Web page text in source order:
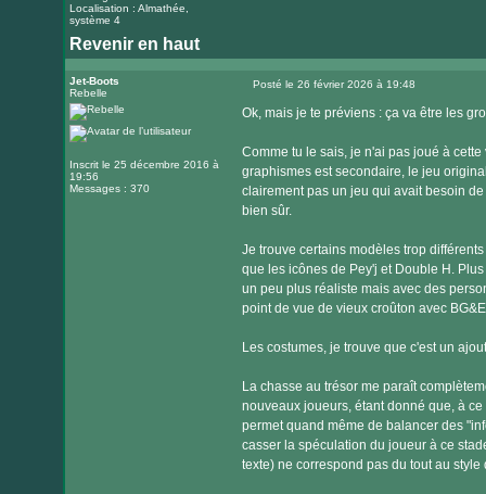
Localisation : Almathée,
système 4
Revenir en haut
Jet-Boots
Rebelle
Inscrit le 25 décembre 2016 à
19:56
Messages : 370
Posté le 26 février 2026 à 19:48
Ok, mais je te préviens : ça va être les
Comme tu le sais, je n'ai pas joué à
graphismes est secondaire, le jeu
clairement pas un jeu qui avait besoin
bien sûr.
Je trouve certains modèles trop
que les icônes de Pey'j et Double H.
un peu plus réaliste mais avec des
point de vue de vieux croûton avec
Les costumes, je trouve que c'est un
La chasse au trésor me paraît
nouveaux joueurs, étant donné que, à
permet quand même de balancer des
casser la spéculation du joueur à ce
texte) ne correspond pas du tout au style